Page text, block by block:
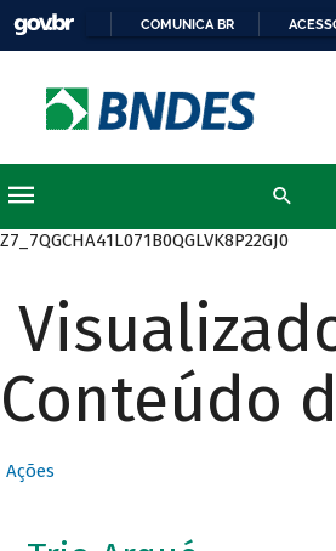
COMUNICA BR
Z7_7QGCHA41L071B0QGLVK8P22GJ0
Conteúdo
Ações